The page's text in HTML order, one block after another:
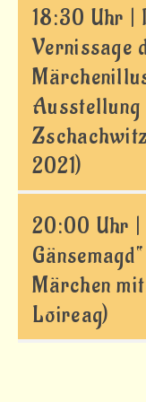
Kurse
Kurse für
Kurse für
Angebote
Projekte
Schule/
18:30 Uhr |
Vernissage
2021)
20:00 Uhr |
Märchen
Loireag)